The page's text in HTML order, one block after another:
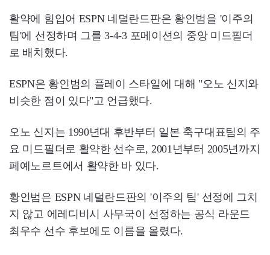
활약에 힘입어 ESPN 네덜란드판은 황인범을 '이주의
팀'에 선정하며 그를 3-4-3 포메이션의 중앙 미드필더
로 배치했다.
ESPN은 황인범의 플레이 스타일에 대해 "오노 신지와
비슷한 점이 있다"고 언급했다.
오노 신지는 1990년대 후반부터 일본 축구대표팀의 주
요 미드필더로 활약한 선수로, 2001년부터 2005년까지
페예노르트에서 활약한 바 있다.
황인범은 ESPN 네덜란드판의 '이주의 팀' 선정에 그치
지 않고 에레디비시 사무국이 선정하는 공식 라운드
최우수 선수 후보에도 이름을 올렸다.